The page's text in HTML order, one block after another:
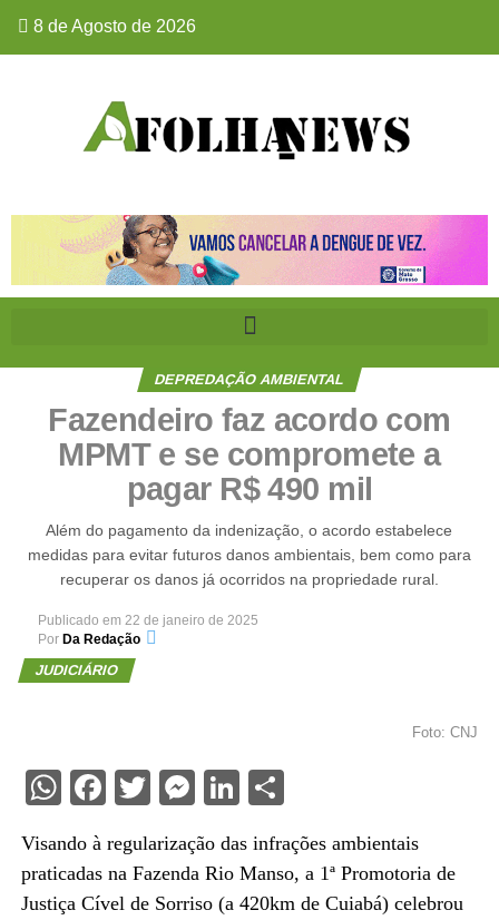
8 de Agosto de 2026
DEPREDAÇÃO AMBIENTAL
Fazendeiro faz acordo com
MPMT e se compromete a
pagar R$ 490 mil
Além do pagamento da indenização, o acordo estabelece
medidas para evitar futuros danos ambientais, bem como para
recuperar os danos já ocorridos na propriedade rural.
Publicado em 22 de janeiro de 2025
Por Da Redação
JUDICIÁRIO
Foto: CNJ
WhatsApp
Facebook
Twitter
Messenger
LinkedIn
Share
Visando à regularização das infrações ambientais
praticadas na Fazenda Rio Manso, a 1ª Promotoria de
Justiça Cível de Sorriso (a 420km de Cuiabá) celebrou